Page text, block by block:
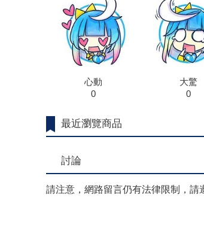
心動
0
大驚
0
最近瀏覽商品
討論
請注意，網路留言仍有法律限制，請